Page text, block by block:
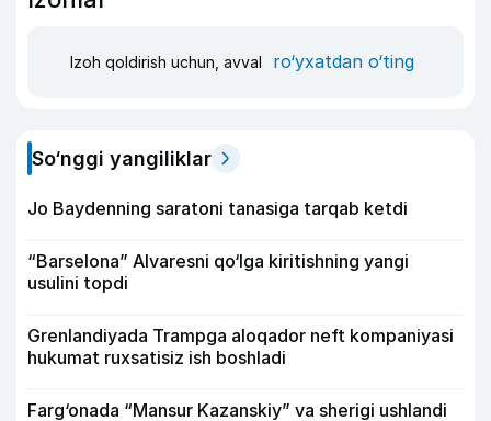
Izoh qoldirish uchun, avval ro‘yxatdan o‘ting
So‘nggi yangiliklar
Jo Baydenning saratoni tanasiga tarqab ketdi
“Barselona” Alvaresni qo‘lga kiritishning yangi
usulini topdi
Grenlandiyada Trampga aloqador neft kompaniyasi
hukumat ruxsatisiz ish boshladi
Farg‘onada “Mansur Kazanskiy” va sherigi ushlandi